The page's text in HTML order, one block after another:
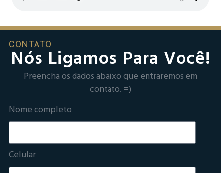
CONTATO
Nós Ligamos Para Você!
Preencha os dados abaixo que entraremos em
contato. =)
Nome completo
Celular